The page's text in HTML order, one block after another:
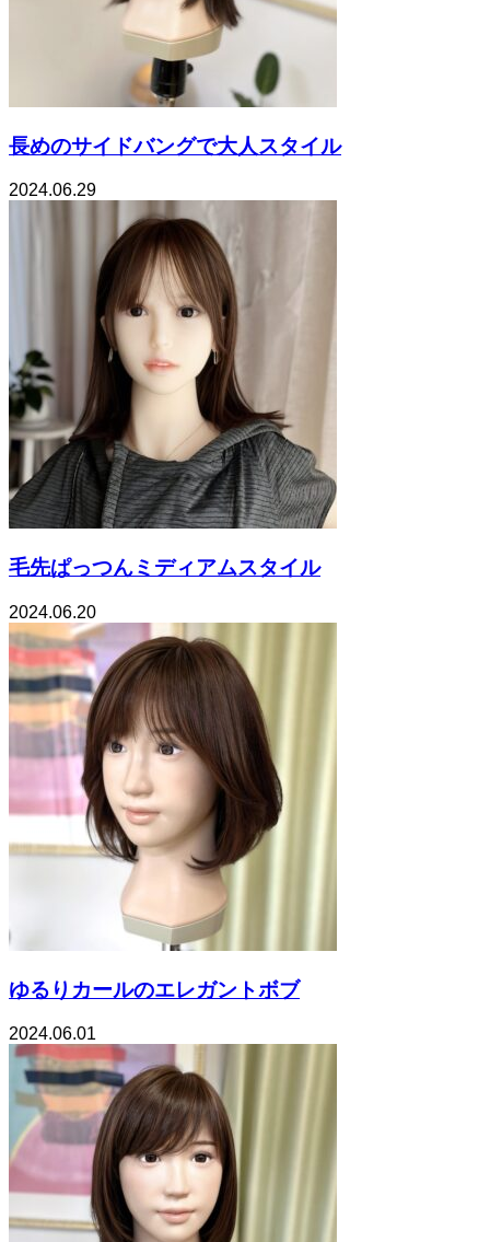
長めのサイドバングで大人スタイル
2024.06.29
毛先ぱっつんミディアムスタイル
2024.06.20
ゆるりカールのエレガントボブ
2024.06.01